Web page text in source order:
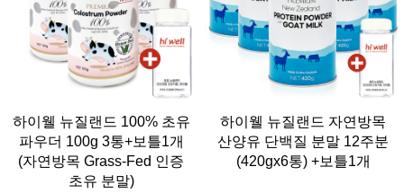
하이웰 뉴질랜드 100% 초유
파우더 100g 3통+보틀1개
(자연방목 Grass-Fed 인증
초유 분말)
하이웰 뉴질랜드 자연방목
산양유 단백질 분말 12주분
(420gx6통) +보틀1개